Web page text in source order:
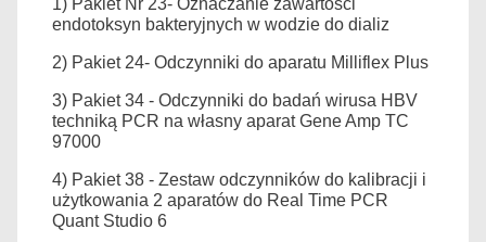
1) Pakiet Nr 23- Oznaczanie zawartości
endotoksyn bakteryjnych w wodzie do dializ
2) Pakiet 24- Odczynniki do aparatu Milliflex Plus
3) Pakiet 34 - Odczynniki do badań wirusa HBV
techniką PCR na własny aparat Gene Amp TC
97000
4) Pakiet 38 - Zestaw odczynników do kalibracji i
użytkowania 2 aparatów do Real Time PCR
Quant Studio 6